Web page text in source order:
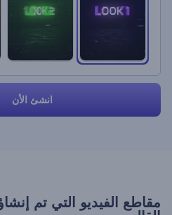
انشئ الأن
مقاطع الفيديو التي تم